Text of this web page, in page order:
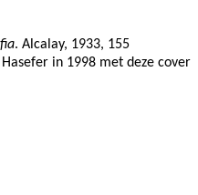
. Alcalay, 1933, 155
in 1998 met deze cover